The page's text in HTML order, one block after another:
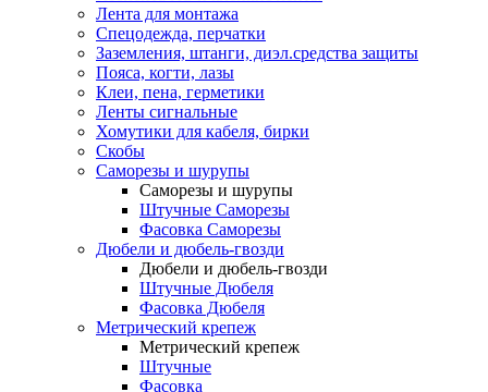
Лента для монтажа
Спецодежда, перчатки
Заземления, штанги, диэл.средства защиты
Пояса, когти, лазы
Клеи, пена, герметики
Ленты сигнальные
Хомутики для кабеля, бирки
Скобы
Саморезы и шурупы
Саморезы и шурупы
Штучные Саморезы
Фасовка Саморезы
Дюбели и дюбель-гвозди
Дюбели и дюбель-гвозди
Штучные Дюбеля
Фасовка Дюбеля
Метрический крепеж
Метрический крепеж
Штучные
Фасовка